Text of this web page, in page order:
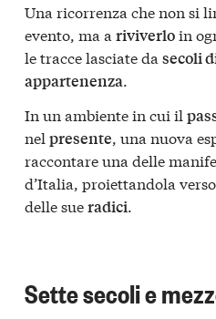
Una ricorrenza che non si
evento, ma a riviverloin
le tracce lasciate da secoli
appartenenza.
In un ambiente in cui il
nel presente, una nuova
raccontare una delle
d’Italia, proiettandola
delle sueradici.
Sette secoli e